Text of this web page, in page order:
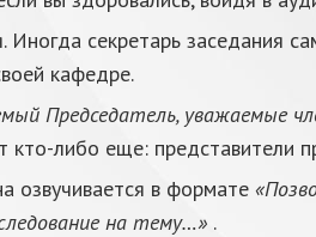
Иногда секретарь заседания
кафедре.
Председатель, уважаемые
кто-либо еще: представители
озвучивается в формате
на тему…» .